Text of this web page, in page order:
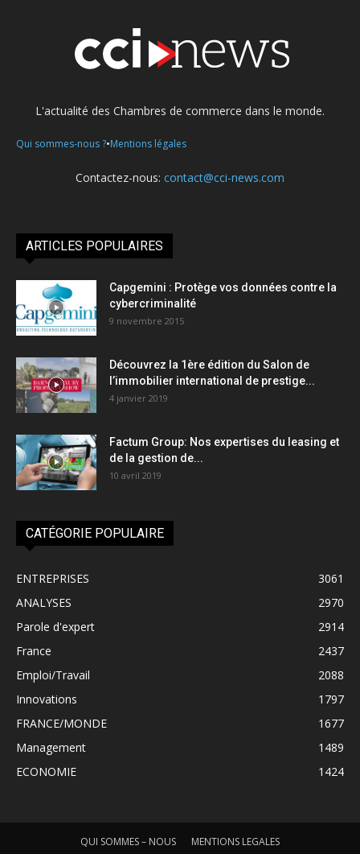
L'actualité des Chambres de commerce dans le monde.
Qui sommes-nous ?•Mentions légales
Contactez-nous: contact@cci-news.com
ARTICLES POPULAIRES
Capgemini : Protège vos données contre la
cybercriminalité
9 novembre 2015
Découvrez la 1ère édition du Salon de
l’immobilier international de prestige...
4 janvier 2019
Factum Group: Nos expertises du leasing et
de la gestion de...
10 avril 2019
CATÉGORIE POPULAIRE
ENTREPRISES
3061
ANALYSES
2970
Parole d'expert
2914
France
2437
Emploi/Travail
2088
Innovations
1797
FRANCE/MONDE
1677
Management
1489
ECONOMIE
1424
QUI SOMMES – NOUS MENTIONS LEGALES